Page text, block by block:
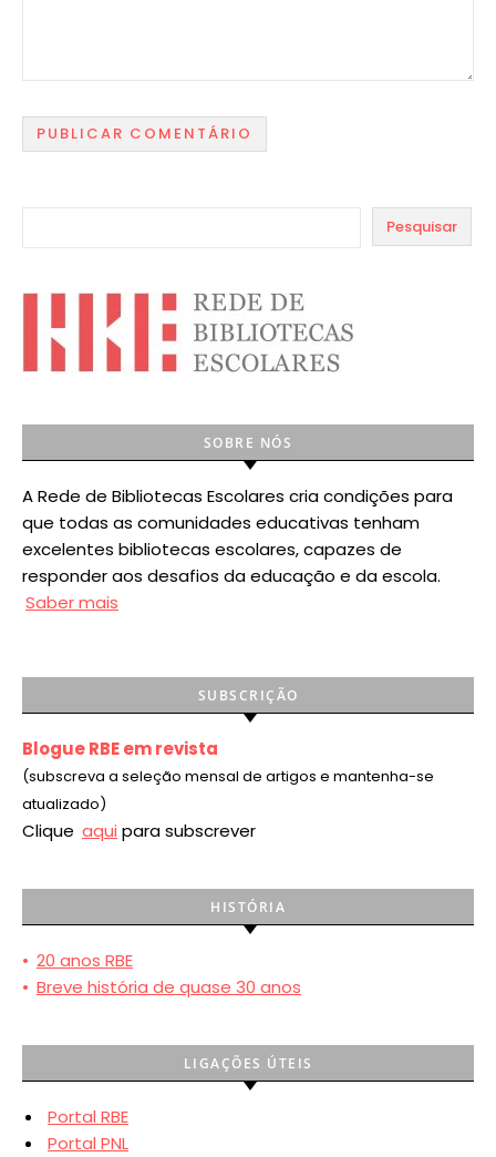
Pesquisar
SOBRE NÓS
A Rede de Bibliotecas Escolares cria condições para
que todas as comunidades educativas tenham
excelentes bibliotecas escolares, capazes de
responder aos desafios da educação e da escola.
Saber mais
SUBSCRIÇÃO
Blogue RBE em revista
(subscreva a seleção mensal de artigos e mantenha-se
atualizado)
Clique aqui para subscrever
HISTÓRIA
• 20 anos RBE
• Breve história de quase 30 anos
LIGAÇÕES ÚTEIS
Portal RBE
Portal PNL